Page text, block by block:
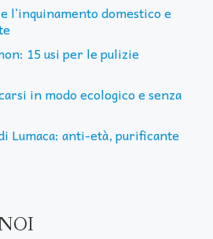
l’inquinamento domestico e
15 usi per le pulizie
in modo ecologico e senza
Lumaca: anti-età, purificante